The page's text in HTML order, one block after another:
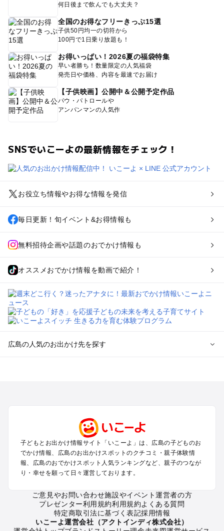
何日後まで飲んでも大丈夫？
全国のお得なフリーきっぷ15選
子供50円均一の切符から
100円で1日乗り放題も！
お得いっぱい！2026夏の福袋特集
早い者勝ち！数量限定の人気福袋
発売日や価格、内容を最速でお届け
【子供映画】公開中＆公開予定作品
パウ・パトロールや
アンパンマンの人気作
SNSでいこーよの最新情報をチェック！
お役立ち情報やお得な情報を発信
毎日更新！旬イベント&お得情報も
無料招待企画や話題のおでかけ情報も
オススメおでかけ情報を動画で紹介！
広島の人気のお出かけ先を探す
三次・庄原・三段峡・世羅・芸北のプールお出かけ
広島の定番お出かけスポット
広島の遊園地
広島の動物園
広島の釣り
広島の牧場
広島のプール
子どもとお出かけ情報サイト「いこーよ」は、広島の子どものお
でかけ情報、広島のお出かけスポットのクチコミ・親子体験情
報、広島のおでかけスポット人気ランキングなど、親子のつなが
り・幸せを願って日々運営しております。
ご意見やお問い合わせ施設やイベント運営者の方
プレゼンター利用規約利用規約よくある質問
特定商取引法に基づく表記採用情報
いこーよ運営会社（アクトインディ株式会社）